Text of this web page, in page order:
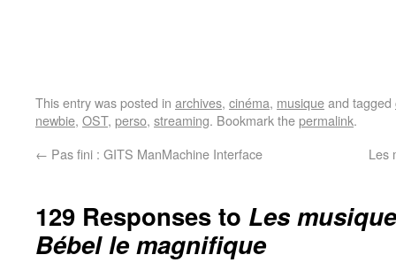
This entry was posted in archives, cinéma, musiqueand tagged
newbie, OST, perso, streaming. Bookmark thepermalink.
← Pas fini : GITS ManMachine Interface Les
129 Responses to Les
Bébel le magnifique